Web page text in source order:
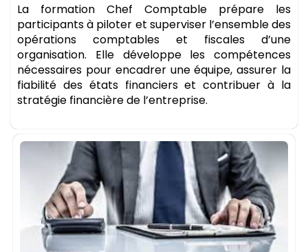
La formation Chef Comptable prépare les
participants à piloter et superviser l’ensemble des
opérations comptables et fiscales d’une
organisation. Elle développe les compétences
nécessaires pour encadrer une équipe, assurer la
fiabilité des états financiers et contribuer à la
stratégie financière de l’entreprise.